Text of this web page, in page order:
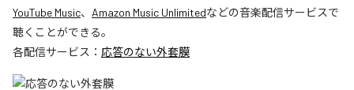
YouTube Music、 Amazon Music Unlimitedなどの音楽配信サービスで
聴くことができる。
各配信サービス： 応答のない外套膜